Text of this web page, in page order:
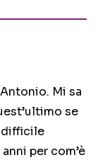
Mi sa
se
difficile
per com’è